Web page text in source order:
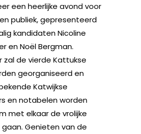
een heerlijke avond voor
publiek, gepresenteerd
kandidaten Nicoline
en Noël Bergman.
zal de vierde Kattukse
georganiseerd en
Katwijkse
en notabelen worden
met elkaar de vrolijke
Genieten van de